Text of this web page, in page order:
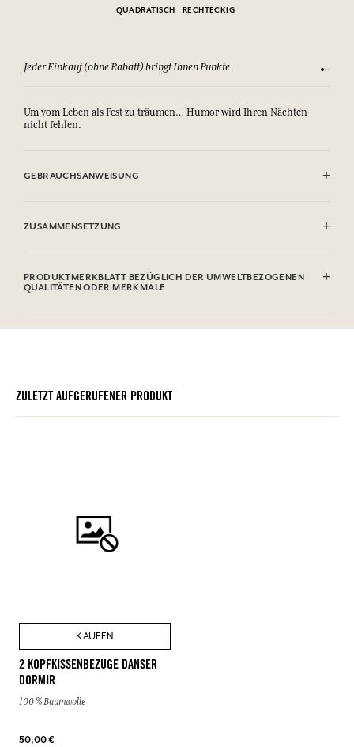
QUADRATISCH RECHTECKIG
Jeder Einkauf (ohne Rabatt) bringt Ihnen Punkte Sehen
Um vom Leben als Fest zu träumen… Humor wird Ihren Nächten
nicht fehlen.
GEBRAUCHSANWEISUNG
ZUSAMMENSETZUNG
PRODUKTMERKBLATT BEZÜGLICH DER UMWELTBEZOGENEN
QUALITÄTEN ODER MERKMALE
ZULETZT AUFGERUFENER PRODUKT
KAUFEN
2 KOPFKISSENBEZUGE DANSER
DORMIR
100 % Baumwolle
50,00 €